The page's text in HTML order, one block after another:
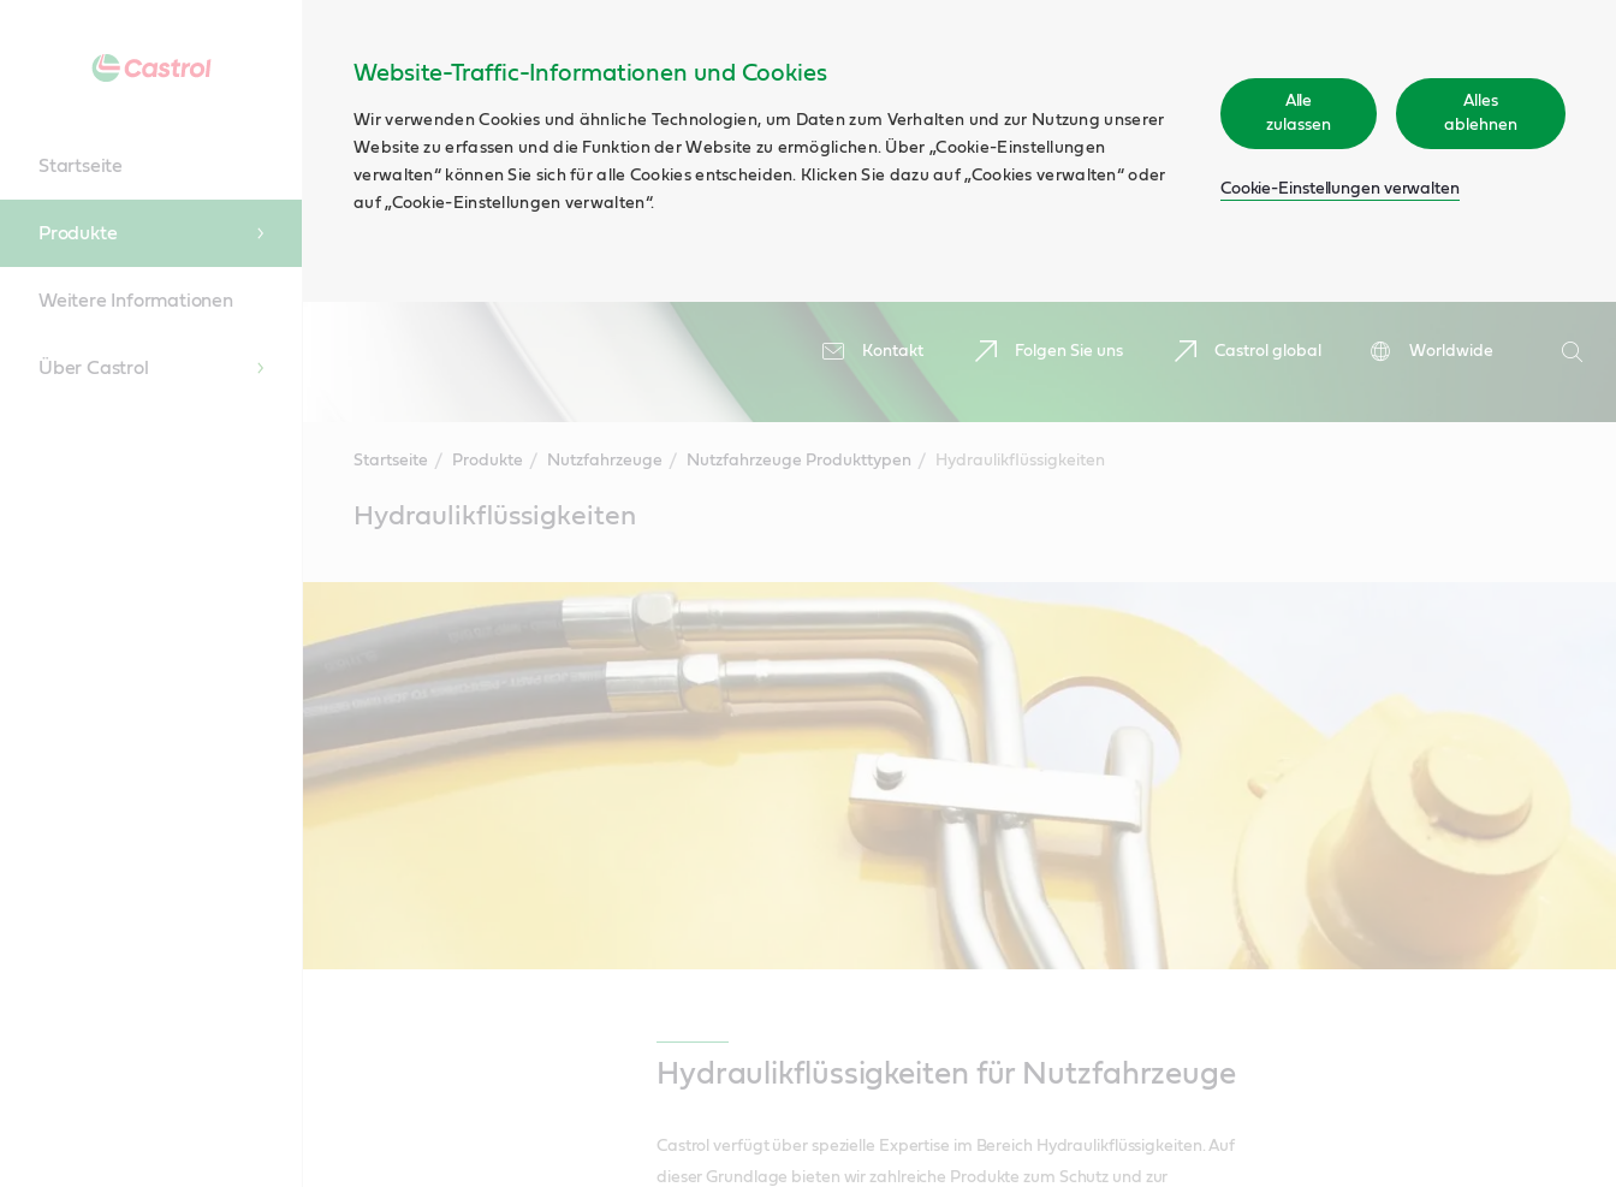
Website-Traffic-Informationen und Cookies
Wir verwenden Cookies und ähnliche Technologien, um Daten zum Verhalten und zur Nutzung unserer
Website zu erfassen und die Funktion der Website zu ermöglichen. Über „Cookie-Einstellungen
verwalten“ können Sie sich für alle Cookies entscheiden. Klicken Sie dazu auf „Cookies verwalten“ oder
auf „Cookie-Einstellungen verwalten“.
Alle
zulassen
Alles
ablehnen
Cookie-Einstellungen verwalten
Kontakt Folgen Sie uns Castrol global
Worldwide
Suche
Startseite
Produkte
Weitere Informationen
Über Castrol
Startseite Produkte Nutzfahrzeuge Nutzfahrzeuge Produkttypen Hydraulikflüssigkeiten
ContentHydraulikflüssigkeiten
Hydraulikflüssigkeiten für Nutzfahrzeuge
Castrol verfügt über spezielle Expertise im Bereich Hydraulikflüssigkeiten. Auf
dieser Grundlage bieten wir zahlreiche Produkte zum Schutz und zur